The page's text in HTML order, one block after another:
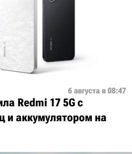
6 августа в 08:47
Redmi 17 5G с
и аккумулятором на